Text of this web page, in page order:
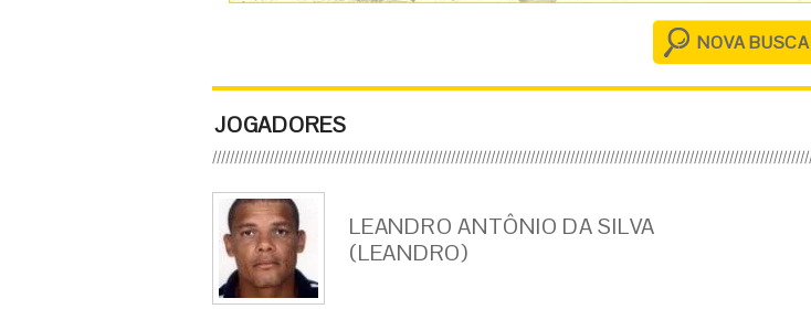
NOVA BUSCA
JOGADORES
LEANDRO ANTÔNIO DA SILVA
(LEANDRO)